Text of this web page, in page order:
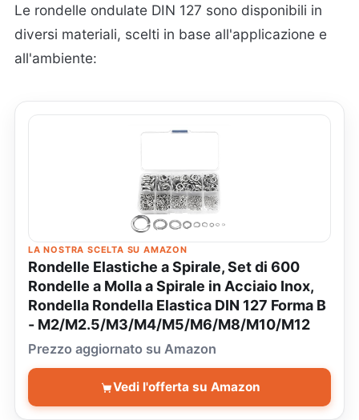
Le rondelle ondulate DIN 127 sono disponibili in
diversi materiali, scelti in base all'applicazione e
all'ambiente:
LA NOSTRA SCELTA SU AMAZON
Rondelle Elastiche a Spirale, Set di 600
Rondelle a Molla a Spirale in Acciaio Inox,
Rondella Rondella Elastica DIN 127 Forma B
- M2/M2.5/M3/M4/M5/M6/M8/M10/M12
Prezzo aggiornato su Amazon
Vedi l'offerta su Amazon